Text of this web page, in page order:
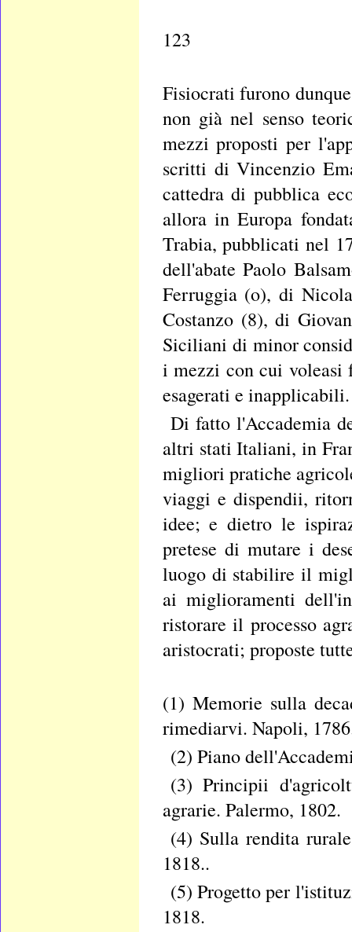
123
Fisiocrati furono
non già nel senso
mezzi proposti per
scritti di Vincenzio
cattedra di pubblica
allora in Europa
Trabia, pubblicati nel
dell'abate Paolo
Ferruggia (o), di
Costanzo (8), di
Siciliani di minor
i mezzi con cui voleasi
esagerati e inapplicabili.
Di fatto l'Accademia
altri stati Italiani, in
migliori pratiche
viaggi e dispendii,
idee; e dietro le
pretese di mutare i
luogo di stabilire il
ai miglioramenti
ristorare il processo
aristocrati; proposte
(1) Memorie sulla
rimediarvi. Napoli,
(2) Piano
(3) Principii
agrarie. Palermo, 1802.
(4) Sulla rendita
1818..
(5) Progetto per
1818.